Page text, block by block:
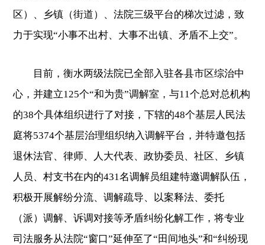
区）、乡镇（街道）、法院三级平台的梯次过滤，致
力于实现“小事不出村、大事不出镇、矛盾不上交”。
目前，衡水两级法院已全部入驻各县市区综治中
心，并建立125个“和为贵”调解室，与11个总对总机构
的38个具体组织进行了对接，下辖的48个基层人民法
庭将5374个基层治理组织纳入调解平台，并特邀包括
退休法官、律师、人大代表、政协委员、社区、乡镇
人员、村支书在内的431名调解员组建特邀调解队伍，
积极开展解纷分流、调解疏导、以案释法、委托
（派）调解、诉调对接等矛盾纠纷化解工作，将专业
司法服务从法院“窗口”延伸至了“田间地头”和“纠纷现